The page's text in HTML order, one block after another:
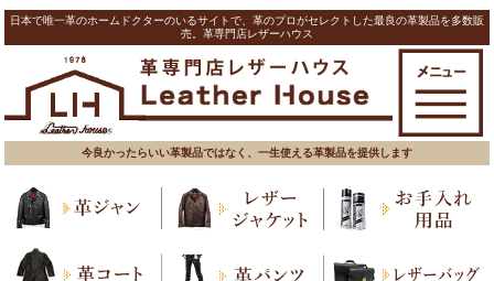
日本で唯一革のホームドクターのいるサイトで、革のプロがセレクトした最良の革製品を多数販
売。革専門店レザーハウス
今良かったらいい革製品ではなく、一生使える革製品を提供します